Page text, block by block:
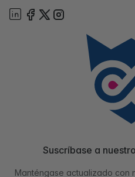
Suscríbase a
Manténgase actualizado con